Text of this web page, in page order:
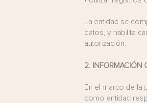
La entidad se
datos, y habilita
autorización.
2. INFORMACIÓN
En el marco de la
como entidad